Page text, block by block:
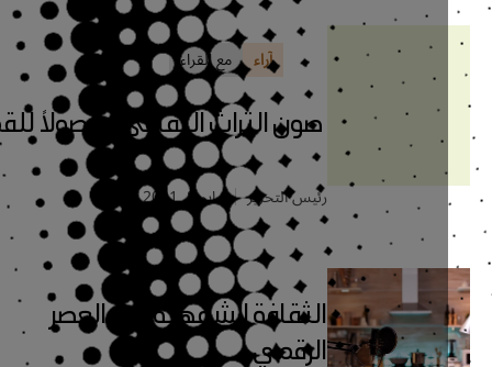
آراء مع القراء
صون التراث الثقافي.. وصولاً للقمر
رئيس التحرير مايو 8, 2021
الثقافة الشفهية في العصر
الرقمي